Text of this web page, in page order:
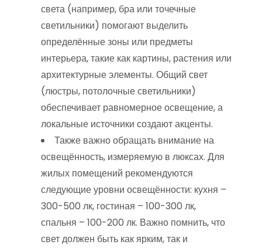
света (например, бра или точечные
светильники) помогают выделить
определённые зоны или предметы
интерьера, такие как картины, растения или
архитектурные элементы. Общий свет
(люстры, потолочные светильники)
обеспечивает равномерное освещение, а
локальные источники создают акценты.
Также важно обращать внимание на
освещённость, измеряемую в люксах. Для
жилых помещений рекомендуются
следующие уровни освещённости: кухня –
300-500 лк, гостиная – 100-300 лк,
спальня – 100-200 лк. Важно помнить, что
свет должен быть как ярким, так и